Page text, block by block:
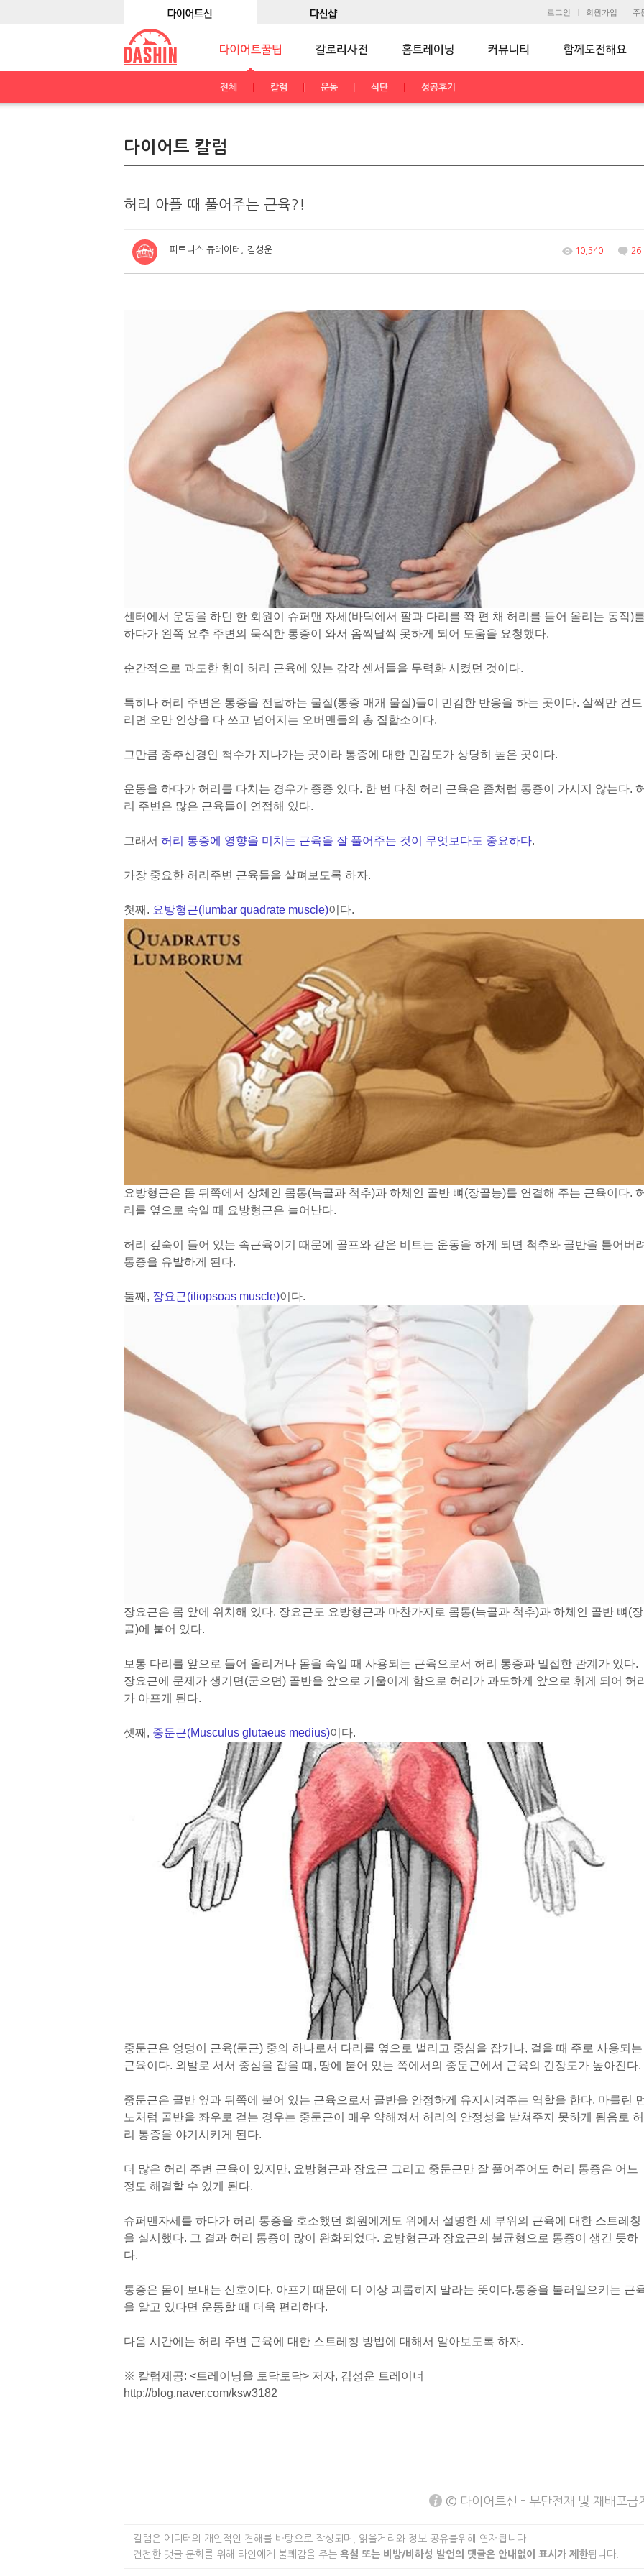
로그인 회원가입 주
전체 칼럼 운동 식단 성공후기
다이어트 칼럼
허리 아플 때 풀어주는 근육?!
피트니스 큐레이터, 김성운 10,540 26
센터에서 운동을 하던 한 회원이 슈퍼맨 자세(바닥에서 팔과 다리를 쫙 편 채 허리를 들어 올리는 동작)
하다가 왼쪽 요추 주변의 묵직한 통증이 와서 옴짝달싹 못하게 되어 도움을 요청했다.
순간적으로 과도한 힘이 허리 근육에 있는 감각 센서들을 무력화 시켰던 것이다.
특히나 허리 주변은 통증을 전달하는 물질(통증 매개 물질)들이 민감한 반응을 하는 곳이다. 살짝만 건드
리면 오만 인상을 다 쓰고 넘어지는 오버맨들의 총 집합소이다.
그만큼 중추신경인 척수가 지나가는 곳이라 통증에 대한 민감도가 상당히 높은 곳이다.
운동을 하다가 허리를 다치는 경우가 종종 있다. 한 번 다친 허리 근육은 좀처럼 통증이 가시지 않는다.
리 주변은 많은 근육들이 연접해 있다.
그래서 허리 통증에 영향을 미치는 근육을 잘 풀어주는 것이 무엇보다도 중요하다.
가장 중요한 허리주변 근육들을 살펴보도록 하자.
첫째. 요방형근(lumbar quadrate muscle)이다.
요방형근은 몸 뒤쪽에서 상체인 몸통(늑골과 척추)과 하체인 골반 뼈(장골능)를 연결해 주는 근육이다.
리를 옆으로 숙일 때 요방형근은 늘어난다.
허리 깊숙이 들어 있는 속근육이기 때문에 골프와 같은 비트는 운동을 하게 되면 척추와 골반을 틀어버
통증을 유발하게 된다.
둘째, 장요근(iliopsoas muscle)이다.
장요근은 몸 앞에 위치해 있다. 장요근도 요방형근과 마찬가지로 몸통(늑골과 척추)과 하체인 골반 뼈(장
골)에 붙어 있다.
보통 다리를 앞으로 들어 올리거나 몸을 숙일 때 사용되는 근육으로서 허리 통증과 밀접한 관계가 있다.
장요근에 문제가 생기면(굳으면) 골반을 앞으로 기울이게 함으로 허리가 과도하게 앞으로 휘게 되어 허
가 아프게 된다.
셋째, 중둔근(Musculus glutaeus medius)이다.
중둔근은 엉덩이 근육(둔근) 중의 하나로서 다리를 옆으로 벌리고 중심을 잡거나, 걸을 때 주로 사용되는
근육이다. 외발로 서서 중심을 잡을 때, 땅에 붙어 있는 쪽에서의 중둔근에서 근육의 긴장도가 높아진다.
중둔근은 골반 옆과 뒤쪽에 붙어 있는 근육으로서 골반을 안정하게 유지시켜주는 역할을 한다. 마를린
노처럼 골반을 좌우로 걷는 경우는 중둔근이 매우 약해져서 허리의 안정성을 받쳐주지 못하게 됨음로 허
리 통증을 야기시키게 된다.
더 많은 허리 주변 근육이 있지만, 요방형근과 장요근 그리고 중둔근만 잘 풀어주어도 허리 통증은 어느
정도 해결할 수 있게 된다.
슈퍼맨자세를 하다가 허리 통증을 호소했던 회원에게도 위에서 설명한 세 부위의 근육에 대한 스트레칭
을 실시했다. 그 결과 허리 통증이 많이 완화되었다. 요방형근과 장요근의 불균형으로 통증이 생긴 듯하
다.
통증은 몸이 보내는 신호이다. 아프기 때문에 더 이상 괴롭히지 말라는 뜻이다.통증을 불러일으키는 근
을 알고 있다면 운동할 때 더욱 편리하다.
다음 시간에는 허리 주변 근육에 대한 스트레칭 방법에 대해서 알아보도록 하자.
※ 칼럼제공: <트레이닝을 토닥토닥> 저자, 김성운 트레이너
http://blog.naver.com/ksw3182
© 다이어트신 - 무단전재 및 재배포금
칼럼은 에디터의 개인적인 견해를 바탕으로 작성되며, 읽을거리와 정보 공유를위해 연재됩니다.
건전한 댓글 문화를 위해 타인에게 불쾌감을 주는 욕설 또는 비방/비하성 발언의 댓글은 안내없이 표시가 제한됩니다.